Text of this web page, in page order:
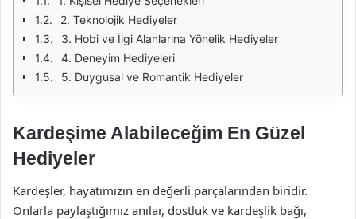
2. Teknolojik Hediyeler
3. Hobi ve İlgi Alanlarına Yönelik Hediyeler
4. Deneyim Hediyeleri
5. Duygusal ve Romantik Hediyeler
Kardeşime Alabileceğim En Güzel
Hediyeler
Kardeşler, hayatımızın en değerli parçalarından biridir.
Onlarla paylaştığımız anılar, dostluk ve kardeşlik bağı,